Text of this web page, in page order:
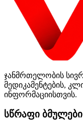
ჯანმრთელობის
მედიკამენტების,
ინფორმაციისთვის.
სწრაფი ბმულები